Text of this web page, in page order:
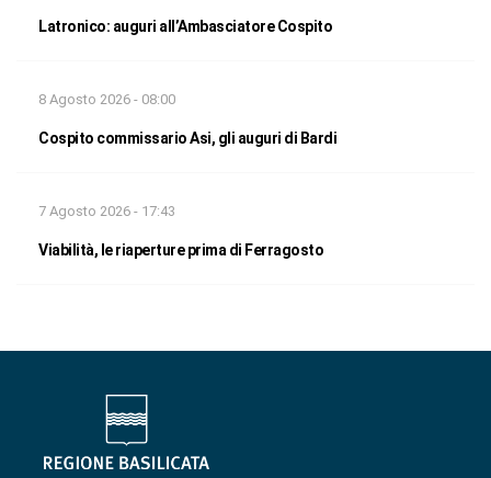
Latronico: auguri all’Ambasciatore Cospito
8 Agosto 2026 - 08:00
Cospito commissario Asi, gli auguri di Bardi
7 Agosto 2026 - 17:43
Viabilità, le riaperture prima di Ferragosto